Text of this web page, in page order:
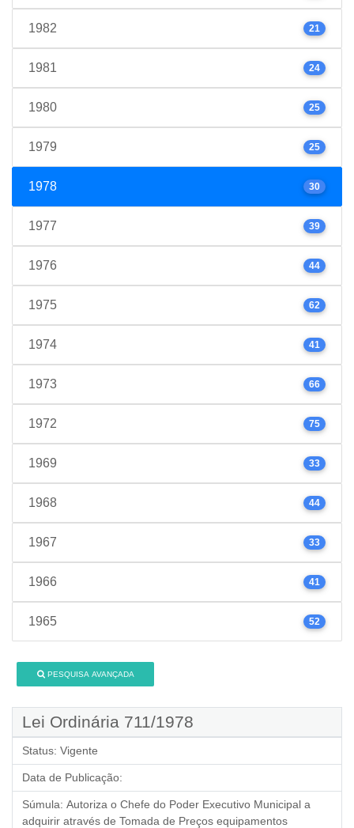
1982 21
1981 24
1980 25
1979 25
1978 30
1977 39
1976 44
1975 62
1974 41
1973 66
1972 75
1969 33
1968 44
1967 33
1966 41
1965 52
PESQUISA AVANÇADA
Lei Ordinária 711/1978
Status: Vigente
Data de Publicação:
Súmula: Autoriza o Chefe do Poder Executivo Municipal a
adquirir através de Tomada de Preços equipamentos